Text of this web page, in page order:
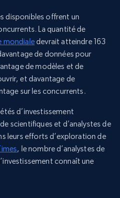
disponibles offrent un
La quantité de
mondialedevrait atteindre 163
de données pour
de modèles et de
et davantage de
sur les concurrents.
d’investissement
scientifiques et d’analystes de
leurs efforts d’exploration de
, le nombre d’analystes de
connaît une